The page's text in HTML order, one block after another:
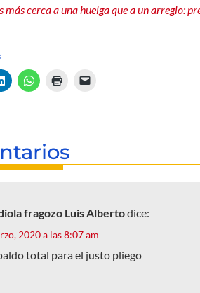
más cerca a una huelga que a un arreglo:
fragozo Luis Albertodice:
2020 a las 8:07 am
total para el justo pliego